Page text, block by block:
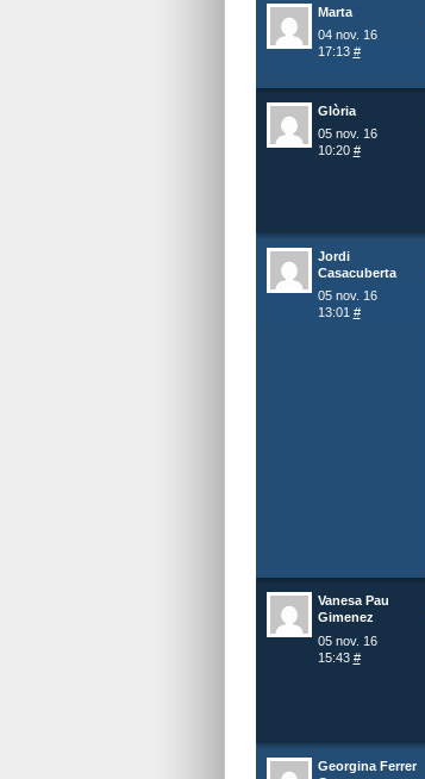
Marta
04 nov. 16
17:13 #
Glòria
05 nov. 16
10:20 #
Jordi
Casacuberta
05 nov. 16
13:01 #
Vanesa Pau
Gimenez
05 nov. 16
15:43 #
Georgina Ferrer